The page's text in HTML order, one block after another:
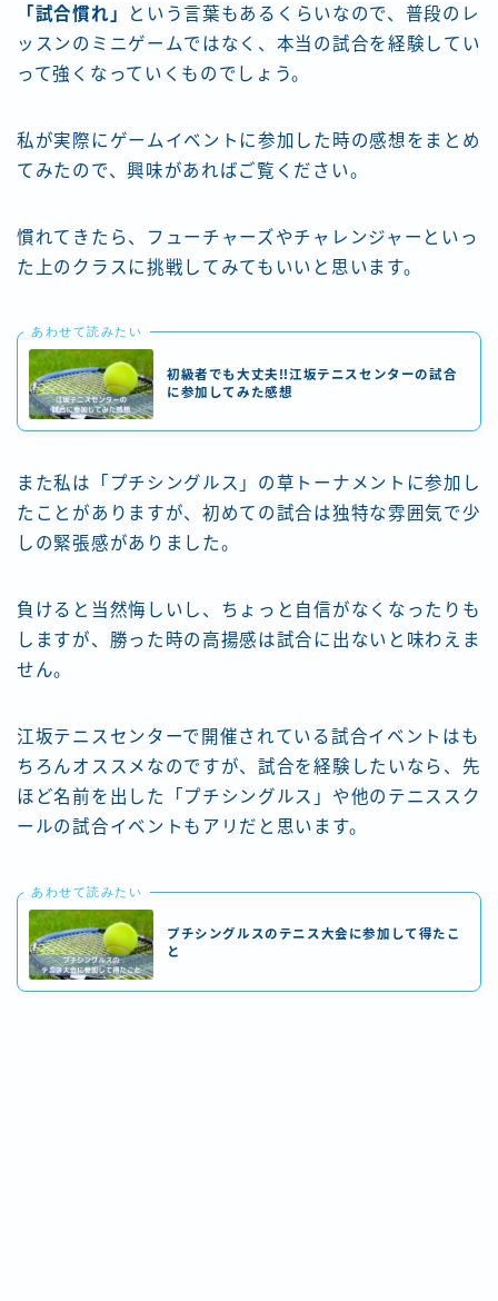
「試合慣れ」
という言葉もあるくらいなので、普段のレ
ッスンのミニゲームではなく、本当の試合を経験してい
って強くなっていくものでしょう。
私が実際にゲームイベントに参加した時の感想をまとめ
てみたので、興味があればご覧ください。
慣れてきたら、フューチャーズやチャレンジャーといっ
た上のクラスに挑戦してみてもいいと思います。
あわせて読みたい
初級者でも大丈夫!!江坂テニスセンターの試合
に参加してみた感想
また私は「プチシングルス」の草トーナメントに参加し
たことがありますが、初めての試合は独特な雰囲気で少
しの緊張感がありました。
負けると当然悔しいし、ちょっと自信がなくなったりも
しますが、勝った時の高揚感は試合に出ないと味わえま
せん。
江坂テニスセンターで開催されている試合イベントはも
ちろんオススメなのですが、試合を経験したいなら、先
ほど名前を出した「プチシングルス」や他のテニススク
ールの試合イベントもアリだと思います。
あわせて読みたい
プチシングルスのテニス大会に参加して得たこ
と